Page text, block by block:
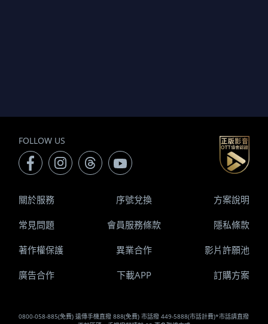
FOLLOW US
0800-058-885(免費) 遠傳手機直撥 888(免費) 市話撥 449-5888(市話計費)*市話請直撥
關於服務 序號兌換 方案說明
常見問題 會員服務條款 隱私條款
著作權保護 異業合作 影片許願池
廣告合作 下載APP 訂購方案